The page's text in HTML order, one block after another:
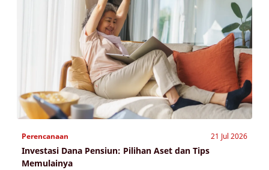
Perencanaan 21 Jul 2026
Investasi Dana Pensiun: Pilihan Aset dan Tips
Memulainya